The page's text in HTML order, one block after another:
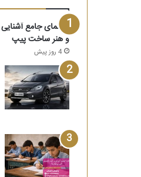
راهنمای جامع
و هنر ساخت پیپ
4 روز پیش